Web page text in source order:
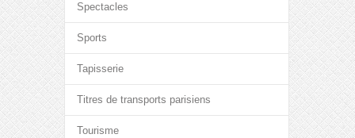
Spectacles
Sports
Tapisserie
Titres de transports parisiens
Tourisme